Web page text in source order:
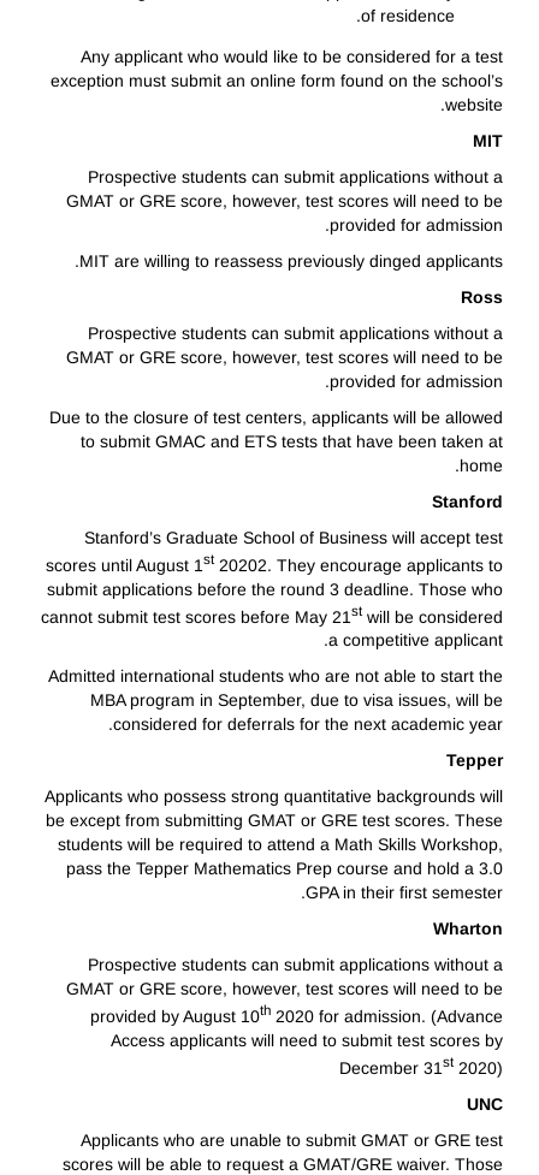
of residence.
Any applicant who would like to be considered for a test
exception must submit an online form found on the school’s
website.
MIT
Prospective students can submit applications without a
GMAT or GRE score, however, test scores will need to be
provided for admission.
MIT are willing to reassess previously dinged applicants.
Ross
Prospective students can submit applications without a
GMAT or GRE score, however, test scores will need to be
provided for admission.
Due to the closure of test centers, applicants will be allowed
to submit GMAC and ETS tests that have been taken at
home.
Stanford
Stanford’s Graduate School of Business will accept test
scores until August 1st20202. They encourage applicants to
submit applications before the round 3 deadline. Those who
cannot submit test scores before May 21stwill be considered
a competitive applicant.
Admitted international students who are not able to start the
MBA program in September, due to visa issues, will be
considered for deferrals for the next academic year.
Tepper
Applicants who possess strong quantitative backgrounds will
be except from submitting GMAT or GRE test scores. These
students will be required to attend a Math Skills Workshop,
pass the Tepper Mathematics Prep course and hold a 3.0
GPA in their first semester.
Wharton
Prospective students can submit applications without a
GMAT or GRE score, however, test scores will need to be
provided by August 10th 2020 for admission. (Advance
Access applicants will need to submit test scores by
December 31st2020)
UNC
Applicants who are unable to submit GMAT or GRE test
scores will be able to request a GMAT/GRE waiver. Those